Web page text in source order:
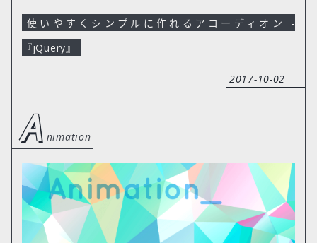
使いやすくシンプルに作れるアコーディオン -
『jQuery』
2017-10-02
a nimation